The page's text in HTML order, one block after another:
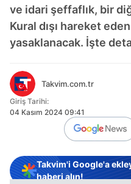
ve idari şeffaflık, bir
Kural dışı hareket
yasaklanacak. İşte
Takvim.com.tr
Giriş Tarihi:
04 Kasım 2024 09:41
Takvim'i Google'a
haberi alın!